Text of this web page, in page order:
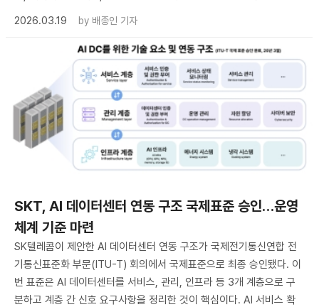
2026.03.19
by 배종인 기자
SKT, AI 데이터센터 연동 구조 국제표준 승인…운영
체계 기준 마련
SK텔레콤이 제안한 AI 데이터센터 연동 구조가 국제전기통신연합 전
기통신표준화 부문(ITU-T) 회의에서 국제표준으로 최종 승인됐다. 이
번 표준은 AI 데이터센터를 서비스, 관리, 인프라 등 3개 계층으로 구
분하고 계층 간 신호 요구사항을 정리한 것이 핵심이다. AI 서비스 확